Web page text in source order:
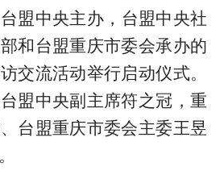
盟中央主办，台盟中央社
和台盟重庆市委会承办的
交流活动举行启动仪式。
盟中央副主席符之冠，重
台盟重庆市委会主委王昱